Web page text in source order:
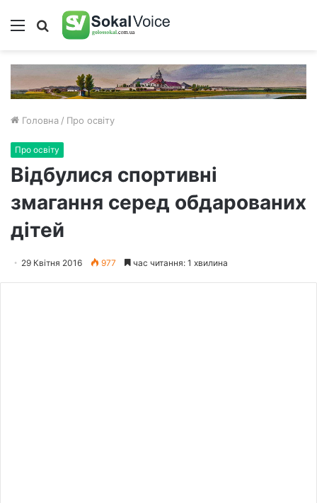
Меню Пошук
Головна / Про освіту
Про освіту
Відбулися спортивні
змагання серед обдарованих
дітей
29 Квітня 2016 977 час читання: 1 хвилина